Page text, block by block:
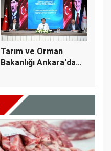
Tarım ve Orman
Bakanlığı Ankara'da